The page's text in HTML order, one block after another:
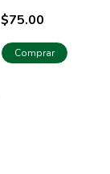
$75.00
Comprar